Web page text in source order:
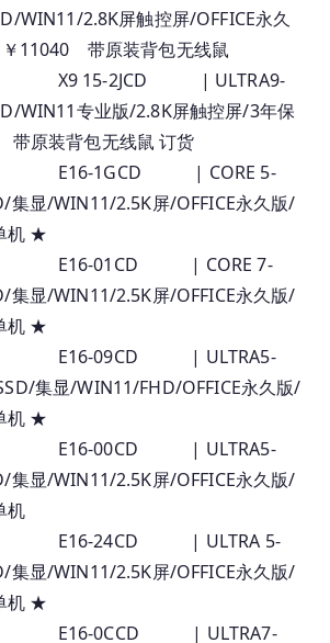
WIN11/2.8K屏触控屏/OFFICE永久
带原装背包无线鼠
: X9 15-2JCD | ULTRA9-
WIN11专业版/2.8K屏触控屏/3年保
背包无线鼠 订货
: E16-1GCD | CORE 5-
集显/WIN11/2.5K屏/OFFICE永久版/
★
: E16-01CD | CORE 7-
集显/WIN11/2.5K屏/OFFICE永久版/
★
: E16-09CD | ULTRA5-
集显/WIN11/FHD/OFFICE永久版/
★
: E16-00CD | ULTRA5-
集显/WIN11/2.5K屏/OFFICE永久版/
: E16-24CD | ULTRA 5-
集显/WIN11/2.5K屏/OFFICE永久版/
★
: E16-0CCD | ULTRA7-